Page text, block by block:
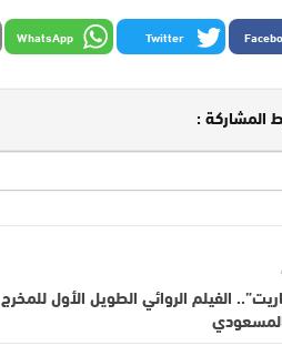
Twitter
WhatsApp
المشاركة :
الفيلم الروائي الطويل الأول للمخرج